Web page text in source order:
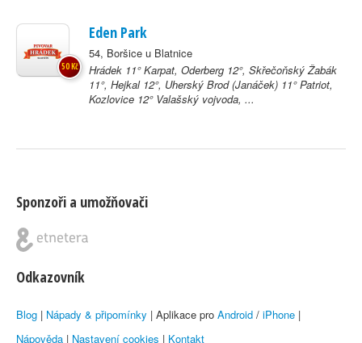
Eden Park
54, Boršice u Blatnice
Hrádek 11° Karpat, Oderberg 12°, Skřečoňský Žabák
11°, Hejkal 12°, Uherský Brod (Janáček) 11° Patriot,
Kozlovice 12° Valašský vojvoda, ...
50 Kč
Sponzoři a umožňovači
Odkazovník
Blog | Nápady & připomínky | Aplikace pro Android / iPhone |
Nápověda | Nastavení cookies | Kontakt